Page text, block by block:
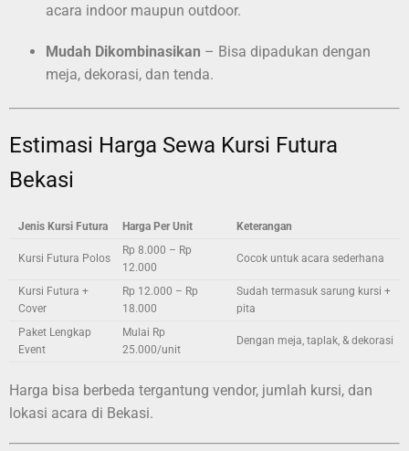
acara indoor maupun outdoor.
Mudah Dikombinasikan – Bisa dipadukan dengan
meja, dekorasi, dan tenda.
Estimasi Harga Sewa Kursi Futura
Bekasi
Jenis Kursi Futura Harga Per Unit Keterangan
Kursi Futura Polos
Rp 8.000 – Rp
12.000
Cocok untuk acara sederhana
Kursi Futura +
Cover
Rp 12.000 – Rp
18.000
Sudah termasuk sarung kursi +
pita
Paket Lengkap
Event
Mulai Rp
25.000/unit
Dengan meja, taplak, & dekorasi
Harga bisa berbeda tergantung vendor, jumlah kursi, dan
lokasi acara di Bekasi.